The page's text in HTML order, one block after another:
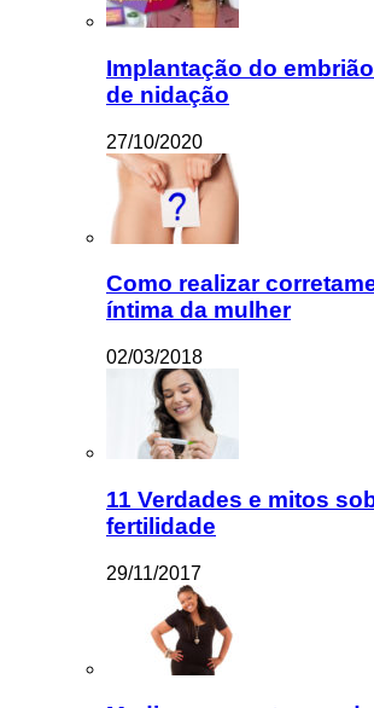
Implantação do
de nidação
27/10/2020
Como realizar
íntima da mulher
02/03/2018
11 Verdades e mitos
fertilidade
29/11/2017